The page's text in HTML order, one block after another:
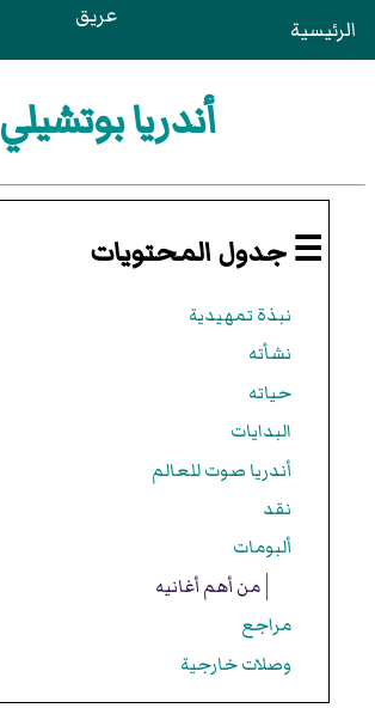
الرئيسية عريق
أندريا بوتشيلي
☰ جدول المحتويات
نبذة تمهيدية
نشأته
حياته
البدايات
أندريا صوت للعالم
نقد
ألبومات
من أهم أغانيه
مراجع
وصلات خارجية